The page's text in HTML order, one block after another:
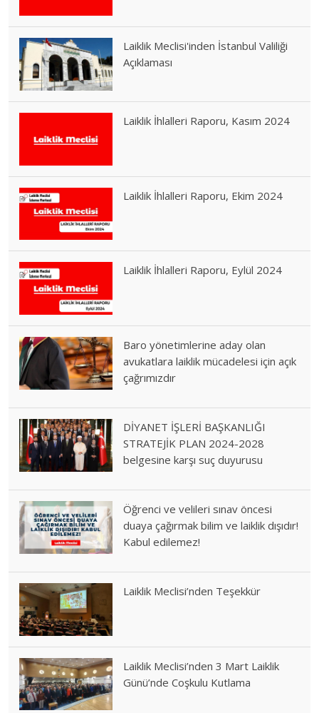
Laiklik Meclisi'inden İstanbul Valiliği
Açıklaması
Laiklik İhlalleri Raporu, Kasım 2024
Laiklik İhlalleri Raporu, Ekim 2024
Laiklik İhlalleri Raporu, Eylül 2024
Baro yönetimlerine aday olan
avukatlara laiklik mücadelesi için açık
çağrımızdır
DİYANET İŞLERİ BAŞKANLIĞI
STRATEJİK PLAN 2024-2028
belgesine karşı suç duyurusu
Öğrenci ve velileri sınav öncesi
duaya çağırmak bilim ve laiklik dışıdır!
Kabul edilemez!
Laiklik Meclisi’nden Teşekkür
Laiklik Meclisi’nden 3 Mart Laiklik
Günü’nde Coşkulu Kutlama